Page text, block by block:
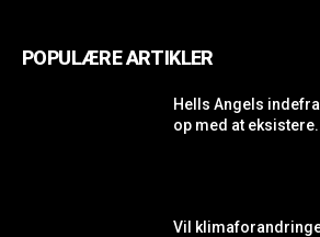
POPULÆRE ARTIKLER
Hells Angels
op med at eksistere.
Vil